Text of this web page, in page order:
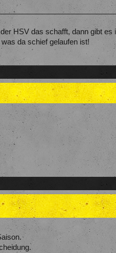
HSV das schafft, dann gibt es
da schief gelaufen ist!